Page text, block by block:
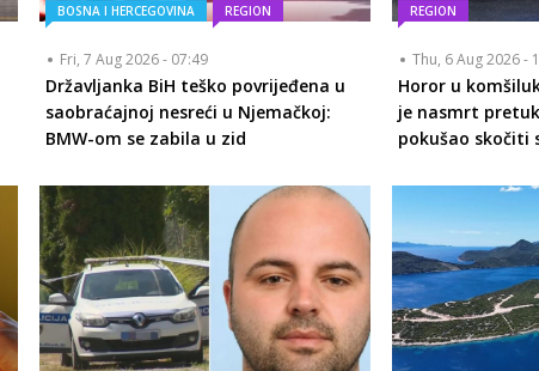
BOSNA I HERCEGOVINA REGION
Fri, 7 Aug 2026 - 07:49
Državljanka BiH teško povrijeđena u
saobraćajnoj nesreći u Njemačkoj:
BMW-om se zabila u zid
REGION
Thu, 6 Aug 2026 -
Horor u
je nasmrt
pokušao skočiti